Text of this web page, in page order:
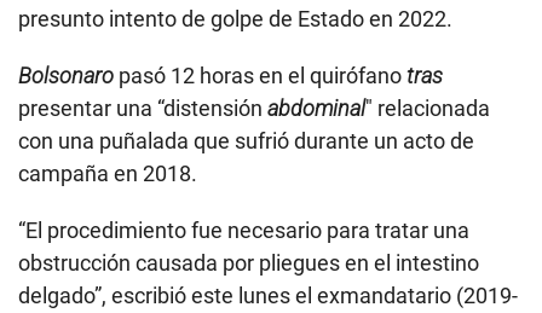
presunto intento de golpe de Estado en 2022.
Bolsonaro pasó 12 horas en el quirófanotras
presentar una “distensión abdominal" relacionada
con una puñalada que sufrió durante un acto de
campaña en 2018.
“El procedimiento fue necesario para tratar una
obstrucción causada por pliegues en el intestino
delgado”, escribió este lunes el exmandatario (2019-